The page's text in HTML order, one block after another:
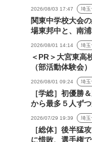
2026/08/03 17:47 埼玉
関東中学校大会
場東邦中と、南
2026/08/01 14:14 埼玉
＜PR＞大宮東高
（部活動体験会
2026/08/01 09:24 埼玉
［学総］初優勝
から最多５人ず
2026/07/29 19:39 埼玉
［総体］後半猛
に惜敗、選手権